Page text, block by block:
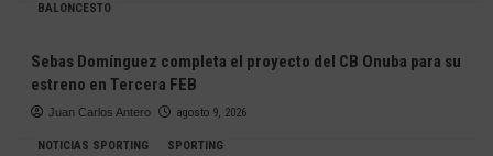
BALONCESTO
Sebas Domínguez completa el proyecto del CB Onuba para su
estreno en Tercera FEB
Juan Carlos Antero agosto 9, 2026
NOTICIAS SPORTING SPORTING